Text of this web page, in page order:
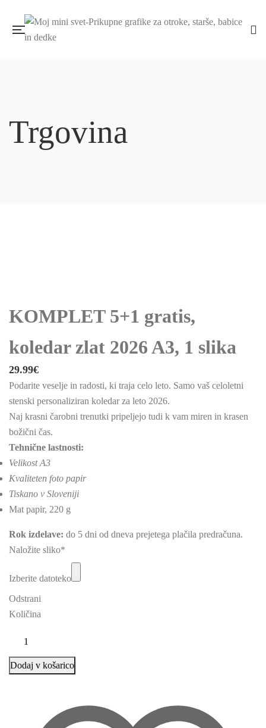
Trgovina
KOMPLET 5+1 gratis,
koledar zlat 2026 A3, 1 slika
29.99€
Podarite veselje in radosti, ki traja celo leto. Samo vaš celoletni
stenski personaliziran koledar za leto 2026.
Naj krasni čarobni trenutki pripeljejo tudi k vam miren in krasen
božični čas.
Tehnične lastnosti:
Velikost A3
Kvaliteten foto papir
Tiskano v Sloveniji
Mat papir, 220 g
Rok izdelave: do 5 dni od dneva prejetega plačila predračuna.
Naložite sliko*
Izberite datoteko
Odstrani
Količina
Dodaj v košarico